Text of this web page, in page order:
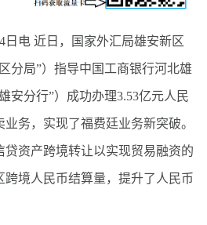
电 近日，国家外汇局雄安新区
分局”）指导中国工商银行河北雄
安分行”）成功办理3.53亿元人民
务，实现了福费廷业务新突破。
资产跨境转让以实现贸易融资的
跨境人民币结算量，提升了人民币